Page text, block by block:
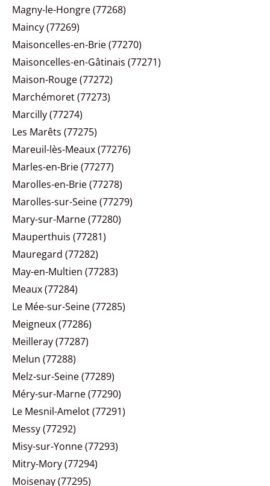
Magny-le-Hongre (77268)
Maincy (77269)
Maisoncelles-en-Brie (77270)
Maisoncelles-en-Gâtinais (77271)
Maison-Rouge (77272)
Marchémoret (77273)
Marcilly (77274)
Les Marêts (77275)
Mareuil-lès-Meaux (77276)
Marles-en-Brie (77277)
Marolles-en-Brie (77278)
Marolles-sur-Seine (77279)
Mary-sur-Marne (77280)
Mauperthuis (77281)
Mauregard (77282)
May-en-Multien (77283)
Meaux (77284)
Le Mée-sur-Seine (77285)
Meigneux (77286)
Meilleray (77287)
Melun (77288)
Melz-sur-Seine (77289)
Méry-sur-Marne (77290)
Le Mesnil-Amelot (77291)
Messy (77292)
Misy-sur-Yonne (77293)
Mitry-Mory (77294)
Moisenay (77295)